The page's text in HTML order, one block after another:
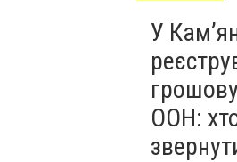
У
ООН: